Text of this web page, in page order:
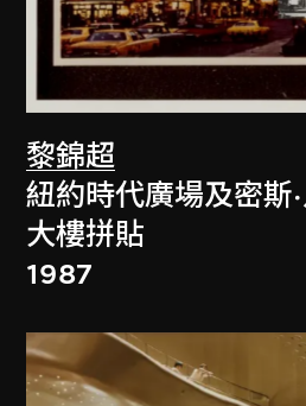
黎錦超
紐約時代廣場及密斯
大樓拼貼
1987